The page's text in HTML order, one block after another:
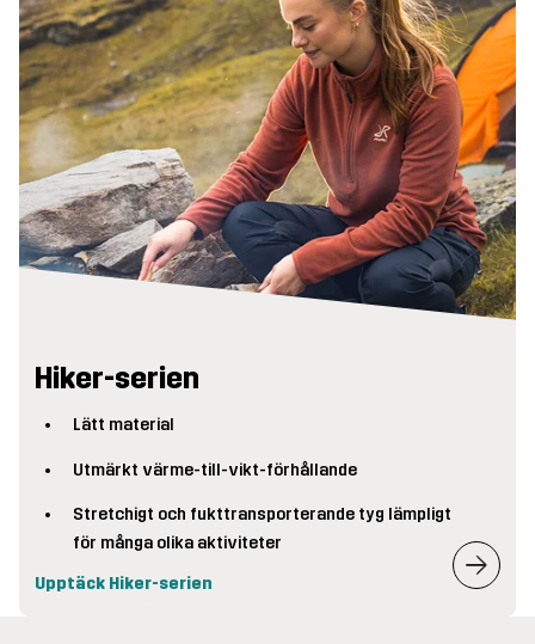
Hiker-serien
Lätt material
Utmärkt värme-till-vikt-förhållande
Stretchigt och fukttransporterande tyg lämpligt
för många olika aktiviteter
Upptäck Hiker-serien